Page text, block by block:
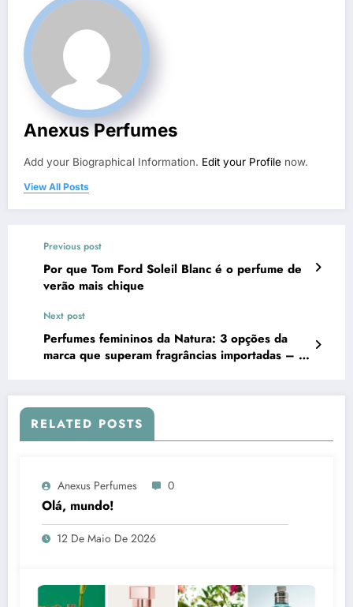
Anexus Perfumes
Add your Biographical Information. Edit your Profile now.
View All Posts
Previous post
Por que Tom Ford Soleil Blanc é o perfume de
verão mais chique
Next post
Perfumes femininos da Natura: 3 opções da
marca que superam fragrâncias importadas – e
RELATED POSTS
Anexus Perfumes 0
Olá, mundo!
12 De Maio De 2026